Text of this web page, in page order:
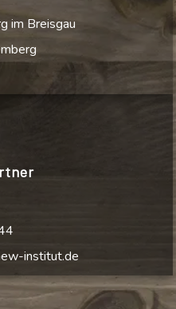
im Breisgau
institut.de